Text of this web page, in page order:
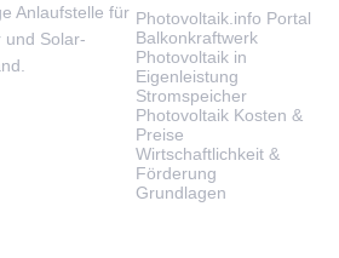
Anlaufstelle für
und Solar-
Photovoltaik.info Portal
Balkonkraftwerk
Photovoltaik in
Eigenleistung
Stromspeicher
Photovoltaik Kosten &
Preise
Wirtschaftlichkeit &
Förderung
Grundlagen